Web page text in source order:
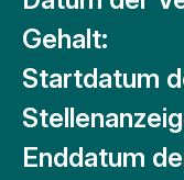
Gehalt:
Startdatum
Enddatum